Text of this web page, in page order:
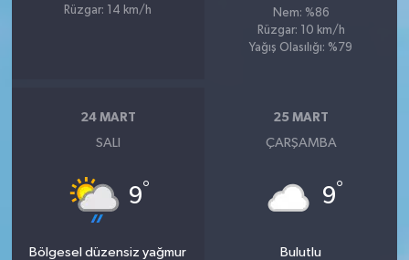
Rüzgar: 14 km/h
Nem: %86
Rüzgar: 10 km/h
Yağış Olasılığı: %79
24 MART
SALI
9°
Bölgesel düzensiz yağmur
25 MART
ÇARŞAMBA
9°
Bulutlu